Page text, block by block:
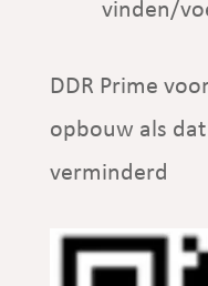
vinden/
DDR Prime
opbouw als
verminderd